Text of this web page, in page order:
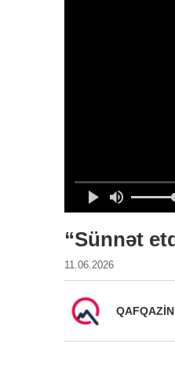
“Sünnət
11.06.2026